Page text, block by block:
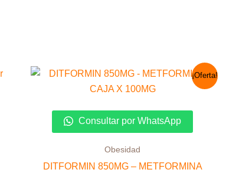
¡Oferta!
Consultar por WhatsApp
Obesidad
DITFORMIN 850MG – METFORMINA
El
original
S/ 70.00.
El
actual
S/ 59.00.